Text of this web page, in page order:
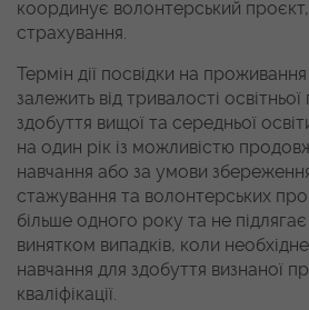
координує волонтерський
страхування.
Термін дії посвідки на
залежить від тривалості
здобуття вищої та середньої
на один рік із можливістю
навчання або за умови
стажування та волонтерських
більше одного року та не
винятком випадків, коли
навчання для здобуття визнаної
кваліфікації.